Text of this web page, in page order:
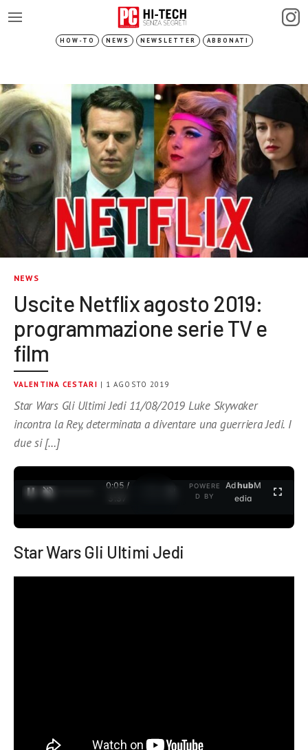
HOW-TO NEWS NEWSLETTER ABBONATI
NEWS
Uscite Netflix agosto 2019:
programmazione serie TV e
film
VALENTINA CESTARI | 1 AGOSTO 2019
Star Wars Gli Ultimi Jedi 11/08/2019 Luke Skywaker
incontra la Rey, determinata a diventare una guerriera Jedi. I
due si […]
0:05 /
3:37
POWERE
D BY
AdhubM
edia
Star Wars Gli Ultimi Jedi